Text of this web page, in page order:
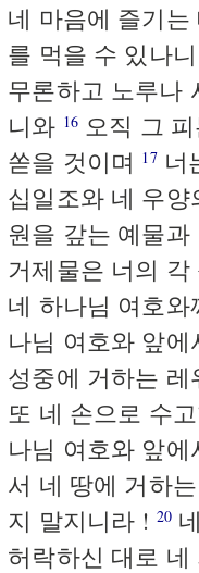
네 마음에 즐기는
를 먹을 수 있나
무론하고 노루나
니와 16 오직 그
쏟을 것이며 17너
십일조와 네 우양
원을 갚는 예물
거제물은 너의 각
네 하나님 여호
나님 여호와 앞
성중에 거하는 레
또 네 손으로 수
나님 여호와 앞에
서 네 땅에 거하
지 말지니라 ! 20
허락하신 대로